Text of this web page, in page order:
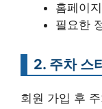
홈페이
필요한
2. 주차 스
회원 가입 후